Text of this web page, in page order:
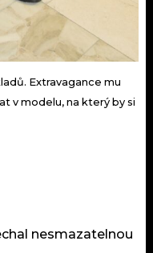
Extravagance mu
v modelu, na který by si
nesmazatelnou